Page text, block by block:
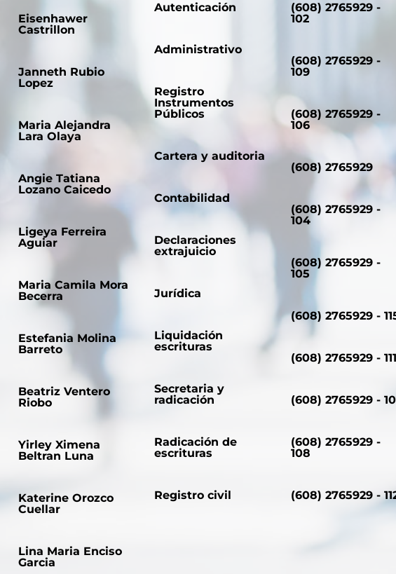
Eisenhawer
Castrillon
Janneth Rubio
Lopez
Maria Alejandra
Lara Olaya
Angie Tatiana
Lozano Caicedo
Ligeya Ferreira
Aguiar
Maria Camila Mora
Becerra
Estefania Molina
Barreto
Beatriz Ventero
Riobo
Yirley Ximena
Beltran Luna
Katerine Orozco
Cuellar
Lina Maria Enciso
Garcia
Autenticación
Administrativo
Registro
Instrumentos
Públicos
Cartera y auditoria
Contabilidad
Declaraciones
extrajuicio
Jurídica
Liquidación
escrituras
Secretaria y
radicación
Radicación de
escrituras
Registro civil
(608) 2765929 -
102
(608) 2765929 -
109
(608) 2765929 -
106
(608) 2765929
(608) 2765929 -
104
(608) 2765929 -
105
(608) 2765929 -
(608) 2765929 - 111
(608) 2765929 -
(608) 2765929 -
108
(608) 2765929 -